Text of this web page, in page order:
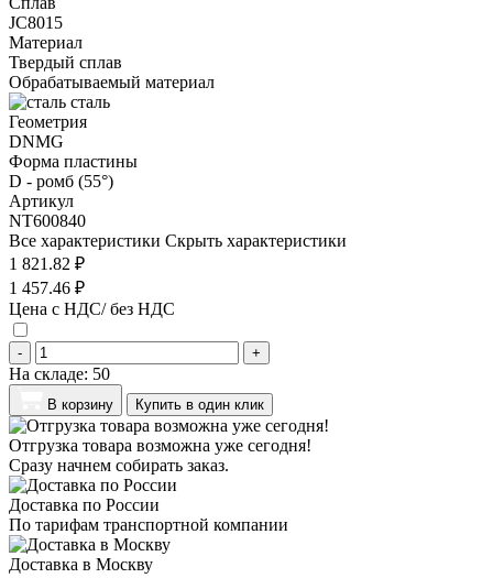
JC8015
Материал
Твердый сплав
Обрабатываемый материал
сталь
Геометрия
DNMG
Форма пластины
D - ромб (55°)
Артикул
NT600840
Все характеристики Скрыть характеристики
1 821.82 ₽
1 457.46 ₽
Цена с НДС/ без НДС
- +
На складе: 50
В корзину Купить в один клик
Отгрузка товара возможна уже сегодня!
Сразу начнем собирать заказ.
Доставка по России
По тарифам транспортной компании
Доставка в Москву